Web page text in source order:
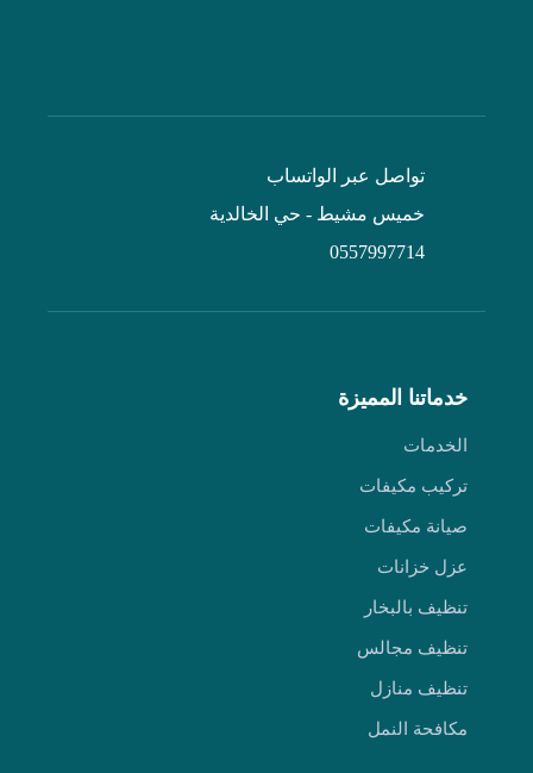
تواصل عبر الواتساب
خميس مشيط - حي الخالدية
0557997714
خدماتنا المميزة
الخدمات
تركيب مكيفات
صيانة مكيفات
عزل خزانات
تنظيف بالبخار
تنظيف مجالس
تنظيف منازل
مكافحة النمل